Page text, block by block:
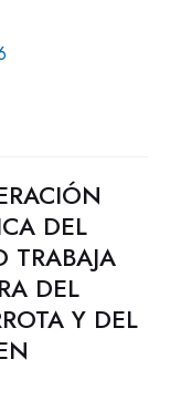
DEL
TRABAJA
DEL
Y DEL